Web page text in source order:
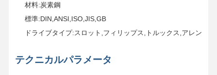
材料:炭素鋼
標準:DIN,ANSI,ISO,JIS,GB
ドライブタイプ:スロット,フィリップス,トルックス,アレン
テクニカルパラメータ